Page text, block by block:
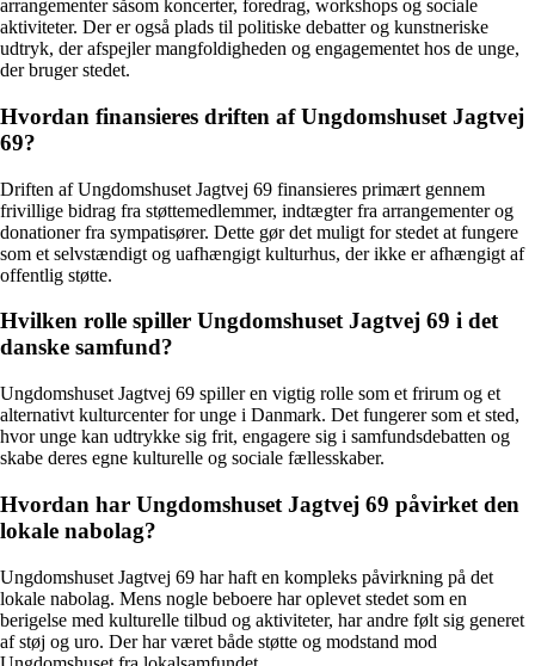
arrangementer såsom koncerter, foredrag, workshops og sociale
aktiviteter. Der er også plads til politiske debatter og kunstneriske
udtryk, der afspejler mangfoldigheden og engagementet hos de unge,
der bruger stedet.
Hvordan finansieres driften af Ungdomshuset Jagtvej
69?
Driften af Ungdomshuset Jagtvej 69 finansieres primært gennem
frivillige bidrag fra støttemedlemmer, indtægter fra arrangementer og
donationer fra sympatisører. Dette gør det muligt for stedet at fungere
som et selvstændigt og uafhængigt kulturhus, der ikke er afhængigt af
offentlig støtte.
Hvilken rolle spiller Ungdomshuset Jagtvej 69 i det
danske samfund?
Ungdomshuset Jagtvej 69 spiller en vigtig rolle som et frirum og et
alternativt kulturcenter for unge i Danmark. Det fungerer som et sted,
hvor unge kan udtrykke sig frit, engagere sig i samfundsdebatten og
skabe deres egne kulturelle og sociale fællesskaber.
Hvordan har Ungdomshuset Jagtvej 69 påvirket den
lokale nabolag?
Ungdomshuset Jagtvej 69 har haft en kompleks påvirkning på det
lokale nabolag. Mens nogle beboere har oplevet stedet som en
berigelse med kulturelle tilbud og aktiviteter, har andre følt sig generet
af støj og uro. Der har været både støtte og modstand mod